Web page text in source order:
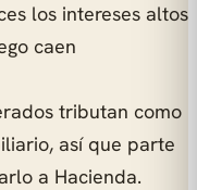
los intereses altos
caen
tributan como
así que parte
a Hacienda.